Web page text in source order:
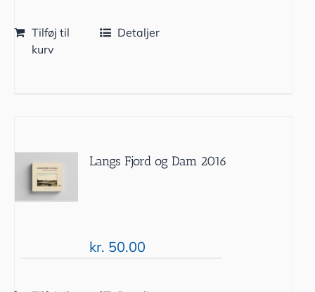
Tilføj til
kurv
Detaljer
Langs Fjord og Dam 2016
kr. 50.00